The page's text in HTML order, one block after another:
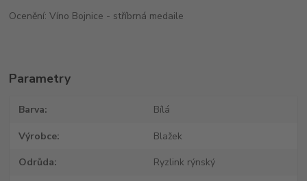
Ocenění: Víno Bojnice - stříbrná medaile
Parametry
Barva Bílá
Výrobce Blažek
Odrůda Ryzlink rýnský